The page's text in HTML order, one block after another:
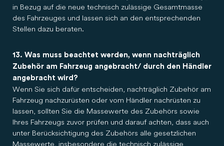
in Bezug auf die neue technisch zulässige Gesamtmasse
des Fahrzeuges und lassen sich an den entsprechenden
Stellen dazu beraten.
13. Was muss beachtet werden, wenn nachträglich
Zubehör am Fahrzeug angebracht/ durch den Händler
angebracht wird?
Wenn Sie sich dafür entscheiden, nachträglich Zubehör am
Fahrzeug nachzurüsten oder vom Händler nachrüsten zu
lassen, sollten Sie die Massewerte des Zubehörs sowie
Ihres Fahrzeugs zuvor prüfen und darauf achten, dass auch
unter Berücksichtigung des Zubehörs alle gesetzlichen
Massewerte, insbesondere die technisch zulässige